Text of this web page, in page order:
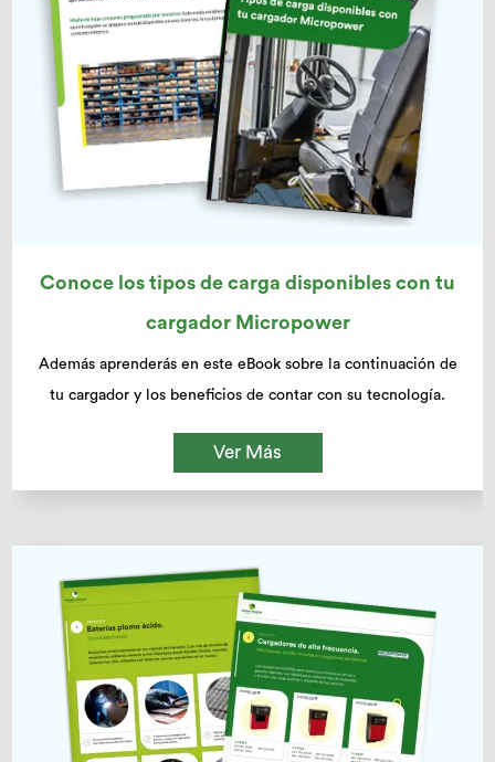
Conoce los tipos de carga disponibles con tu
cargador Micropower
Además aprenderás en este eBook sobre la continuación de
tu cargador y los beneficios de contar con su tecnología.
Ver Más